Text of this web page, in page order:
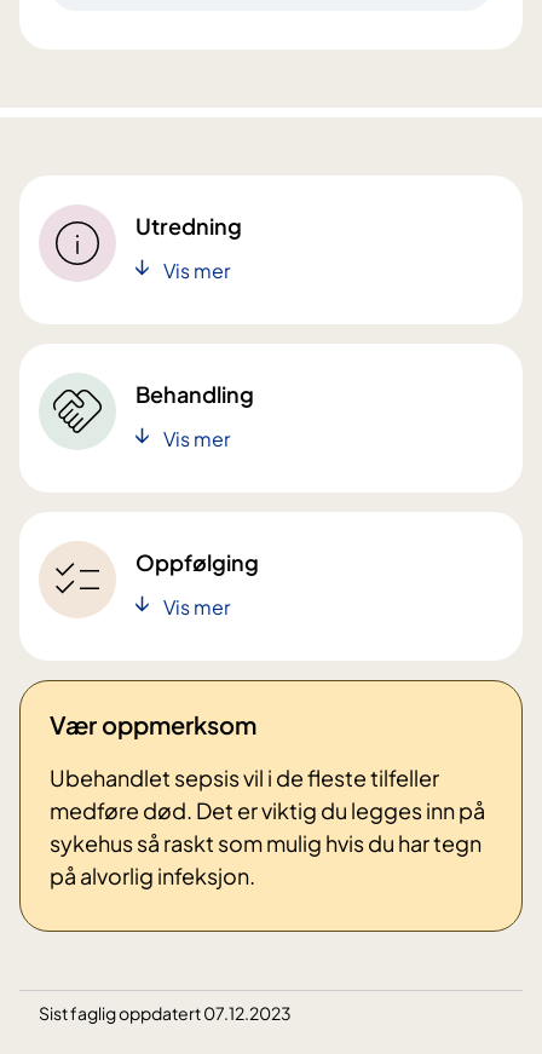
Utredning
Vis mer
Behandling
Vis mer
Oppfølging
Vis mer
Vær oppmerksom
Ubehandlet sepsis vil i de fleste tilfeller
medføre død. Det er viktig du legges inn på
sykehus så raskt som mulig hvis du har tegn
på alvorlig infeksjon.
Sist faglig oppdatert 07.12.2023